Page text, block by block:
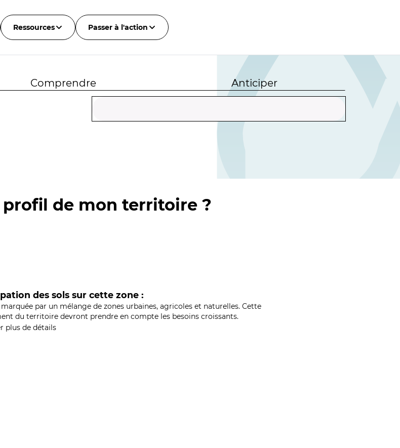
Ressources Passer à l'action
Comprendre Anticiper
profil de mon territoire ?
des sols sur cette zone :
par un mélange de zones urbaines, agricoles et naturelles. Cette
du territoire devront prendre en compte les besoins croissants.
plus de détails